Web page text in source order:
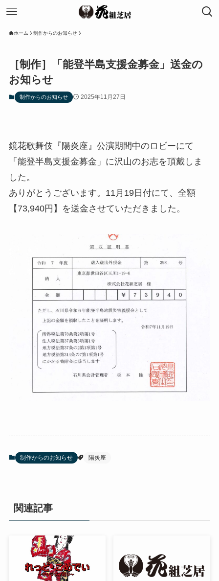
ホーム 制作からのお知らせ
［制作］「能登半島支援金募金」送金の
お知らせ
制作からのお知らせ 2025年11月27日
鏡花歌舞伎『陽炎座』公演期間中のロビーにて
「能登半島支援金募金」に沢山のお志を頂戴しま
した。
ありがとうございます。11月19日付にて、全額
【73,940円】を送金させていただきました。
制作からのお知らせ 陽炎座
関連記事